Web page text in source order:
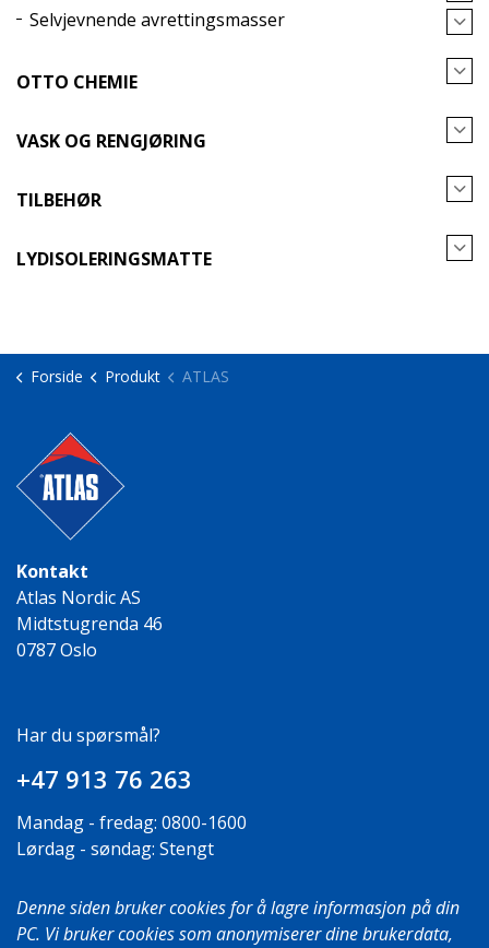
Selvjevnende avrettingsmasser
OTTO CHEMIE
VASK OG RENGJØRING
TILBEHØR
LYDISOLERINGSMATTE
Forside Produkt ATLAS
Kontakt
Atlas Nordic AS
Midtstugrenda 46
0787 Oslo
Har du spørsmål?
+47 913 76 263
Mandag - fredag: 0800-1600
Lørdag - søndag: Stengt
Denne siden bruker cookies for å lagre informasjon på din
PC. Vi bruker cookies som anonymiserer dine brukerdata,